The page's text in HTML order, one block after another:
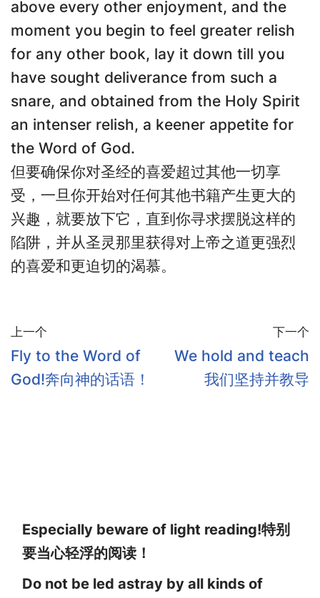
above every other enjoyment, and the
moment you begin to feel greater relish
for any other book, lay it down till you
have sought deliverance from such a
snare, and obtained from the Holy Spirit
an intenser relish, a keener appetite for
the Word of God.
但要确保你对圣经的喜爱超过其他一切享
受，一旦你开始对任何其他书籍产生更大的
兴趣，就要放下它，直到你寻求摆脱这样的
陷阱，并从圣灵那里获得对上帝之道更强烈
的喜爱和更迫切的渴慕。
上一个
Fly to the Word of
God!奔向神的话语！
下一个
We hold and teach
我们坚持并教导
Especially beware of light reading!特别
要当心轻浮的阅读！
Do not be led astray by all kinds of